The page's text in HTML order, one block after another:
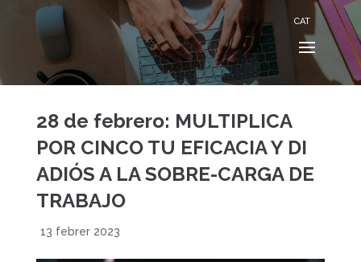
CAT
28 de febrero: MULTIPLICA
POR CINCO TU EFICACIA Y DI
ADIÓS A LA SOBRE-CARGA DE
TRABAJO
13 febrer 2023